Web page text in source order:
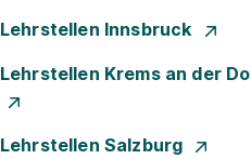
Lehrstellen Innsbruck
Lehrstellen Krems an der
Lehrstellen Salzburg